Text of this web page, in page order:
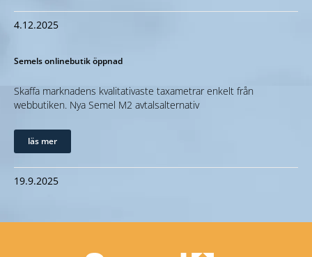
4.12.2025
Semels onlinebutik öppnad
Skaffa marknadens kvalitativaste taxametrar enkelt från
webbutiken. Nya Semel M2 avtalsalternativ
läs mer
19.9.2025